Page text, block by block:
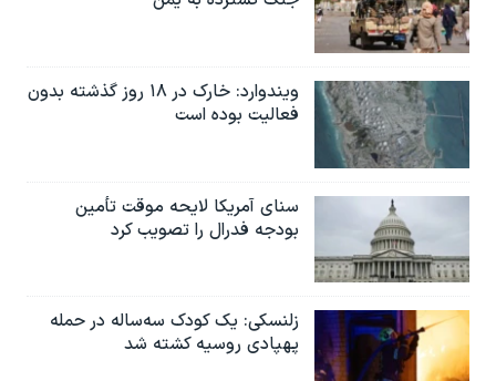
ویندوارد: خارک در ۱۸ روز گذشته بدون
فعالیت بوده است
سنای آمریکا لایحه موقت تأمین
بودجه فدرال را تصویب کرد
زلنسکی: یک کودک سه‌ساله در حمله
پهپادی روسیه کشته شد